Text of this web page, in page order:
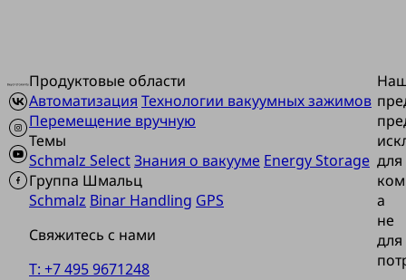
Продуктовые области
Автоматизация Технологии вакуумных зажимов
Перемещение вручную
Темы
Schmalz SelectЗнания о вакууме Energy Storage
Группа Шмальц
Schmalz Binar Handling GPS
Свяжитесь с нами
T: +7 495 9671248
для
а
не
для